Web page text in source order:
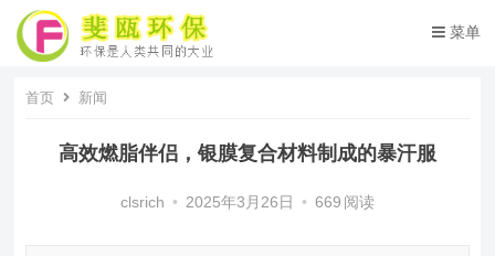
菜单
首页 新闻
高效燃脂伴侣，银膜复合材料制成的暴汗服
clsrich • 2025年3月26日 • 669 阅读